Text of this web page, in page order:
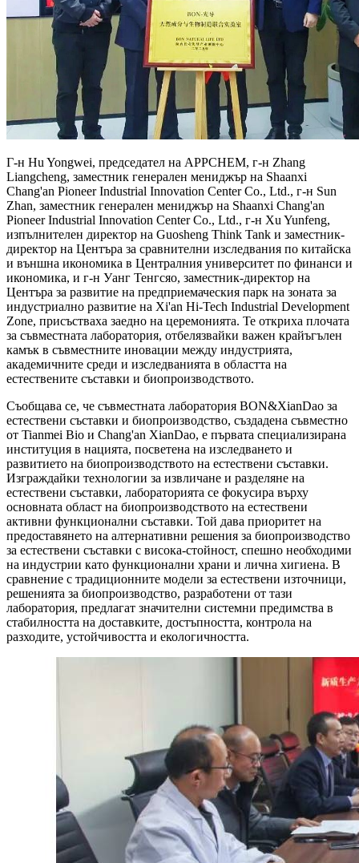
Г-н Hu Yongwei, председател на APPCHEM, г-н Zhang
Liangcheng, заместник генерален мениджър на Shaanxi
Chang'an Pioneer Industrial Innovation Center Co., Ltd., г-н Sun
Zhan, заместник генерален мениджър на Shaanxi Chang'an
Pioneer Industrial Innovation Center Co., Ltd., г-н Xu Yunfeng,
изпълнителен директор на Guosheng Think Tank и заместник-
директор на Центъра за сравнителни изследвания по китайска
и външна икономика в Централния университет по финанси и
икономика, и г-н Уанг Тенгсяо, заместник-директор на
Центъра за развитие на предприемаческия парк на зоната за
индустриално развитие на Xi'an Hi-Tech Industrial Development
Zone, присъстваха заедно на церемонията. Те откриха плочата
за съвместната лаборатория, отбелязвайки важен крайъгълен
камък в съвместните иновации между индустрията,
академичните среди и изследванията в областта на
естествените съставки и биопроизводството.
Съобщава се, че съвместната лаборатория BON&XianDao за
естествени съставки и биопроизводство, създадена съвместно
от Tianmei Bio и Chang'an XianDao, е първата специализирана
институция в нацията, посветена на изследването и
развитието на биопроизводството на естествени съставки.
Изграждайки технологии за извличане и разделяне на
естествени съставки, лабораторията се фокусира върху
основната област на биопроизводството на естествени
активни функционални съставки. Той дава приоритет на
предоставянето на алтернативни решения за биопроизводство
за естествени съставки с висока-стойност, спешно необходими
на индустрии като функционални храни и лична хигиена. В
сравнение с традиционните модели за естествени източници,
решенията за биопроизводство, разработени от тази
лаборатория, предлагат значителни системни предимства в
стабилността на доставките, достъпността, контрола на
разходите, устойчивостта и екологичността.